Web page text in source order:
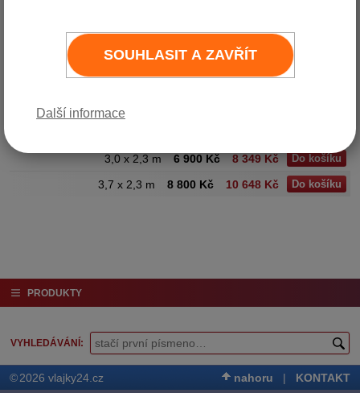
tašky, která je součástí balení.
Více ve fotografiích. Cena je
včetně kvalitního jednostranného
3,0 x 2,3 m
6 900 Kč 8 349 Kč Do košíku
3,7 x 2,3 m 8 800 Kč 10 648 Kč Do košíku
VYHLEDÁVÁNÍ
PRODUKTY
©2026 vlajky24.cz nahoru | KONTAKT
SOUHLASIT A ZAVŘÍT
Další informace